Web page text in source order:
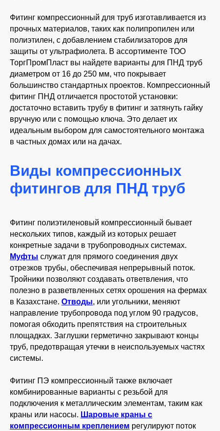
Фитинг компрессионный для труб изготавливается из
прочных материалов, таких как полипропилен или
полиэтилен, с добавлением стабилизаторов для
защиты от ультрафиолета. В ассортименте ТОО
ТоргПромПласт вы найдете варианты для ПНД труб
диаметром от 16 до 250 мм, что покрывает
большинство стандартных проектов. Компрессионный
фитинг ПНД отличается простотой установки:
достаточно вставить трубу в фитинг и затянуть гайку
вручную или с помощью ключа. Это делает их
идеальным выбором для самостоятельного монтажа
в частных домах или на дачах.
Виды компрессионных
фитингов для ПНД труб
Фитинг полиэтиленовый компрессионный бывает
нескольких типов, каждый из которых решает
конкретные задачи в трубопроводных системах.
Муфты служат для прямого соединения двух
отрезков трубы, обеспечивая непрерывный поток.
Тройники позволяют создавать ответвления, что
полезно в разветвленных сетях орошения на фермах
в Казахстане. Отводы, или угольники, меняют
направление трубопровода под углом 90 градусов,
помогая обходить препятствия на строительных
площадках. Заглушки герметично закрывают концы
труб, предотвращая утечки в неиспользуемых частях
системы.
Фитинг ПЭ компрессионный также включает
комбинированные варианты с резьбой для
подключения к металлическим элементам, таким как
краны или насосы. Шаровые краны с
компрессионным креплением регулируют поток